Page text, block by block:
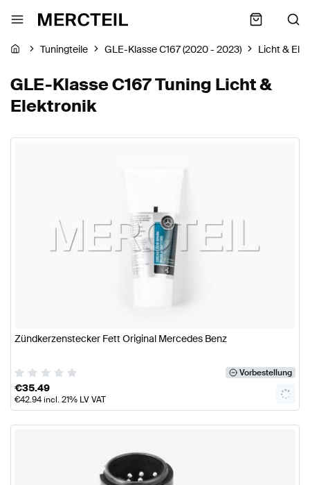
Tuningteile GLE-Klasse C167 (2020 - 2023) Licht &
GLE-Klasse C167 Tuning Licht &
Elektronik
Zündkerzenstecker Fett Original Mercedes Benz
Vorbestellung
€35.49
€42.94incl. 21% LV VAT